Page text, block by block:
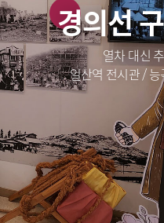
경의선
열차 대신
일산역 전시관 /